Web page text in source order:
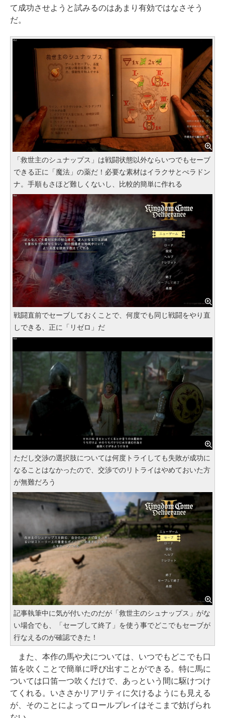
て成功させようと試みるのはあまり有効ではなさそう
だ。
「救世主のシュナップス」は戦闘状態以外ならいつでもセーブ
できる正に「魔法」の薬だ！必要な素材はイラクサとぺラドン
ナ。手順もさほど難しくないし、比較的簡単に作れる
戦闘直前でセーブしておくことで、何度でも同じ戦闘をやり直
しできる、正に「リゼロ」だ
ただし交渉の選択肢については何度トライしても失敗が成功に
なることはなかったので、交渉でのリトライはやめておいた方
が無難だろう
記事執筆中に気が付いたのだが「救世主のシュナップス」がな
い場合でも、「セーブして終了」を使う事でどこでもセーブが
行なえるのが確認できた！
また、本作の馬や犬については、いつでもどこでも口
笛を吹くことで簡単に呼び出すことができる。特に馬に
ついては口笛一つ吹くだけで、あっという間に駆けつけ
てくれる。いささかリアリティに欠けるようにも見える
が、そのことによってロールプレイはそこまで妨げられ